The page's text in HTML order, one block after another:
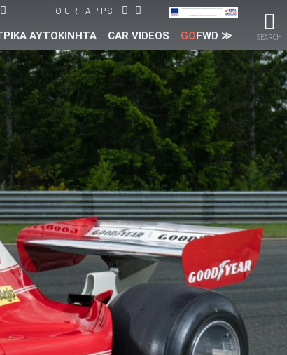
SEARCH
OUR APPS
ΑΥΤΟΚΙΝΗΤΑ CAR VIDEOS GOFWD ≫